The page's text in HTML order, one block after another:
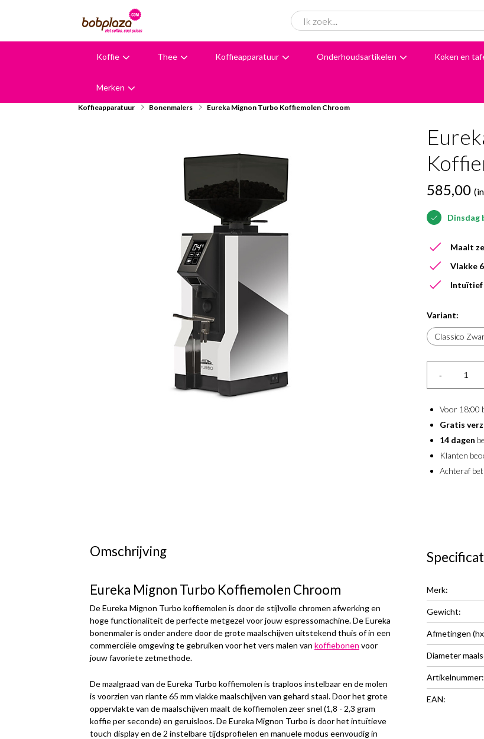
Koffie Thee Koffieapparatuur Onderhoudsartikelen Koken en
Merken
Koffieapparatuur Bonenmalers Eureka Mignon Turbo Koffiemolen Chroom
585,00
Dinsdag
Maalt
Vlakke
Intuïtief
Variant:
Classico
-
Voor 18:00
Gratis
14 dagen
Klanten
Achteraf
Omschrijving
Eureka Mignon Turbo Koffiemolen Chroom
De Eureka Mignon Turbo koffiemolen is door de stijlvolle chromen afwerking en
hoge functionaliteit de perfecte metgezel voor jouw espressomachine. De Eureka
bonenmaler is onder andere door de grote maalschijven uitstekend thuis of in een
commerciële omgeving te gebruiken voor het vers malen van koffiebonen voor
jouw favoriete zetmethode.
De maalgraad van de Eureka Turbo koffiemolen is traploos instelbaar en de molen
is voorzien van riante 65 mm vlakke maalschijven van gehard staal. Door het grote
oppervlakte van de maalschijven maalt de koffiemolen zeer snel (1,8 - 2,3 gram
koffie per seconde) en geruisloos. De Eureka Mignon Turbo is door het intuïtieve
touch display en de 2 instelbare tijdsprofielen en manuele modus eenvoudig in
Merk:
Gewicht:
Afmetingen
Diameter
Artikelnummer:
EAN: